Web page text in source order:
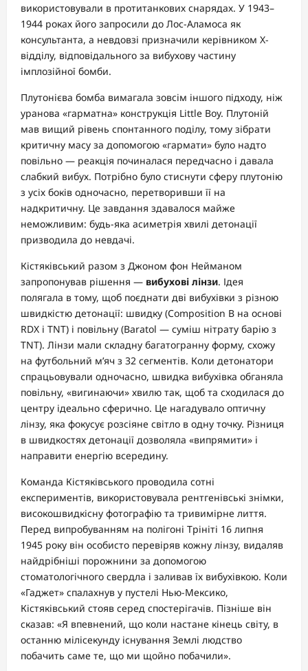
використовували в протитанкових снарядах. У 1943–
1944 роках його запросили до Лос-Аламоса як
консультанта, а невдовзі призначили керівником X-
відділу, відповідального за вибухову частину
імплозійної бомби.
Плутонієва бомба вимагала зовсім іншого підходу, ніж
уранова «гарматна» конструкція Little Boy. Плутоній
мав вищий рівень спонтанного поділу, тому зібрати
критичну масу за допомогою «гармати» було надто
повільно — реакція починалася передчасно і давала
слабкий вибух. Потрібно було стиснути сферу плутонію
з усіх боків одночасно, перетворивши її на
надкритичну. Це завдання здавалося майже
неможливим: будь-яка асиметрія хвилі детонації
призводила до невдачі.
Кістяківський разом з Джоном фон Нейманом
запропонував рішення — вибухові лінзи. Ідея
полягала в тому, щоб поєднати дві вибухівки з різною
швидкістю детонації: швидку (Composition B на основі
RDX і TNT) і повільну (Baratol — суміш нітрату барію з
TNT). Лінзи мали складну багатогранну форму, схожу
на футбольний м’яч з 32 сегментів. Коли детонатори
спрацьовували одночасно, швидка вибухівка обганяла
повільну, «вигинаючи» хвилю так, щоб та сходилася до
центру ідеально сферично. Це нагадувало оптичну
лінзу, яка фокусує розсіяне світло в одну точку. Різниця
в швидкостях детонації дозволяла «випрямити» і
направити енергію всередину.
Команда Кістяківського проводила сотні
експериментів, використовувала рентгенівські знімки,
високошвидкісну фотографію та тривимірне лиття.
Перед випробуванням на полігоні Трініті 16 липня
1945 року він особисто перевіряв кожну лінзу, видаляв
найдрібніші порожнини за допомогою
стоматологічного свердла і заливав їх вибухівкою. Коли
«Гаджет» спалахнув у пустелі Нью-Мексико,
Кістяківський стояв серед спостерігачів. Пізніше він
сказав: «Я впевнений, що коли настане кінець світу, в
останню мілісекунду існування Землі людство
побачить саме те, що ми щойно побачили».